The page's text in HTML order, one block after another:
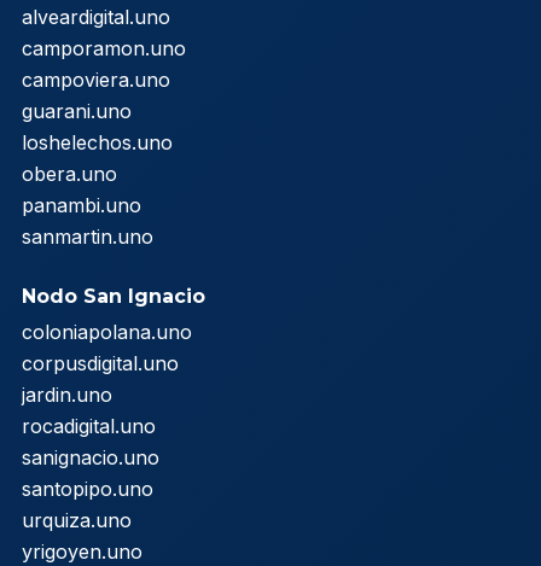
alveardigital.uno
camporamon.uno
campoviera.uno
guarani.uno
loshelechos.uno
obera.uno
panambi.uno
sanmartin.uno
Nodo San Ignacio
coloniapolana.uno
corpusdigital.uno
jardin.uno
rocadigital.uno
sanignacio.uno
santopipo.uno
urquiza.uno
yrigoyen.uno